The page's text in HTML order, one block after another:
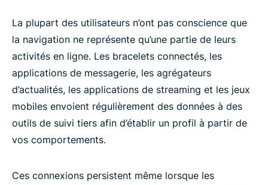
La plupart des utilisateurs n’ont pas conscience que
la navigation ne représente qu’une partie de leurs
activités en ligne. Les bracelets connectés, les
applications de messagerie, les agrégateurs
d’actualités, les applications de streaming et les jeux
mobiles envoient régulièrement des données à des
outils de suivi tiers afin d’établir un profil à partir de
vos comportements.
Ces connexions persistent même lorsque les